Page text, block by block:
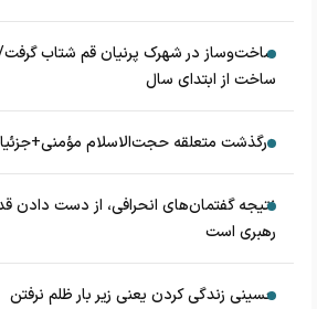
ساخت‌وساز در شهرک پرنیان قم شتاب گرفت/
ساخت از ابتدای سال
درگذشت متعلقه حجت‌الاسلام
نتیجه گفتمان‌های انحرافی، از دست
رهبری است
حسینی زندگی کردن یعنی زیر بار ظلم نرفتن